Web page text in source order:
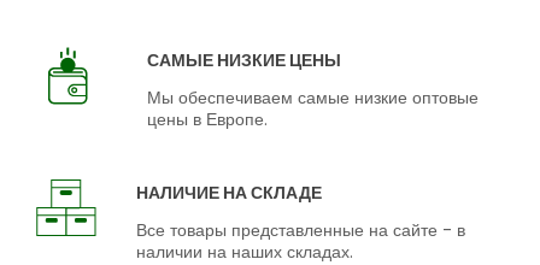
САМЫЕ НИЗКИЕ ЦЕНЫ
Мы обеспечиваем самые низкие оптовые
цены в Европе.
НАЛИЧИЕ НА СКЛАДЕ
Все товары представленные на сайте - в
наличии на наших складах.